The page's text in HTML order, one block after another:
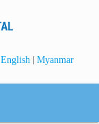
English | Myanmar